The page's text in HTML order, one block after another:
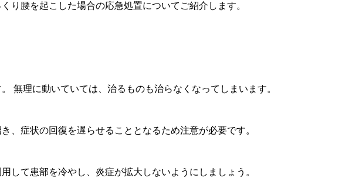
り腰を起こした場合の応急処置についてご紹介します。
無理に動いていては、治るものも治らなくなってしまいます。
、症状の回復を遅らせることとなるため注意が必要です。
して患部を冷やし、炎症が拡大しないようにしましょう。